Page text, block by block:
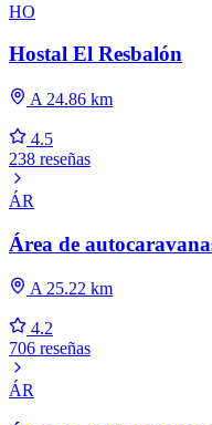
HO
Hostal El Resbalón
A 24.86 km
4.5
238 reseñas
ÁR
Área de
A 25.22 km
4.2
706 reseñas
ÁR